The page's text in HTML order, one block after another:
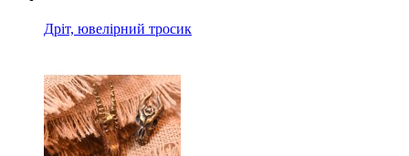
Дріт, ювелірний тросик